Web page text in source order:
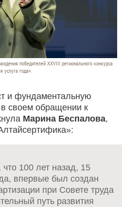
победителей XXVIII регионального конкурса
услуга года».
и фундаментальную
в своем обращении к
Марина Беспалова,
100 лет назад, 15
впервые был создан
при Совете труда
путь развития